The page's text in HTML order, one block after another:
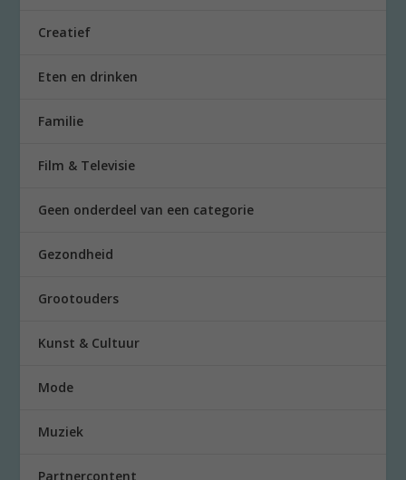
Creatief
Eten en drinken
Familie
Film & Televisie
Geen onderdeel van een categorie
Gezondheid
Grootouders
Kunst & Cultuur
Mode
Muziek
Partnercontent